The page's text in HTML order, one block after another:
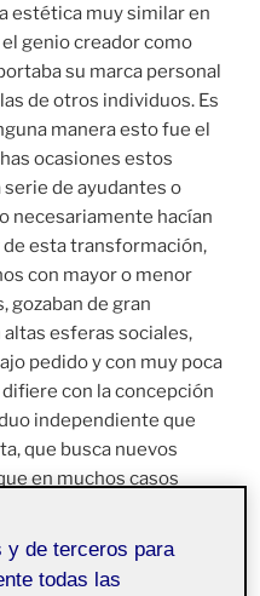
estética muy similar en
genio creador como
su marca personal
de otros individuos. Es
manera esto fue el
ocasiones estos
de ayudantes o
necesariamente hacían
esta transformación,
con mayor o menor
gozaban de gran
esferas sociales,
pedido y con muy poca
con la concepción
independiente que
que busca nuevos
en muchos casos
la concepción del
y de terceros para
todas las